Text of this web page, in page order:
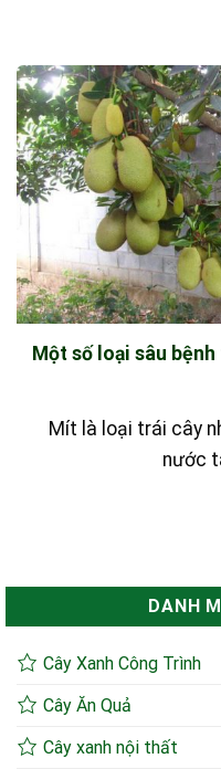
Một số loại sâu
Mít là loại trái cây
nước
DANH
Cây Xanh Công Trình
Cây Ăn Quả
Cây xanh nội thất